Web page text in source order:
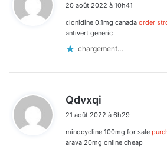
t
:
20 août 2022 à 10h41
clonidine 0.1mg canada order
antivert generic
chargement…
Qdvxqi
t
21 août 2022 à 6h29
minocycline 100mg for sale
arava 20mg online cheap